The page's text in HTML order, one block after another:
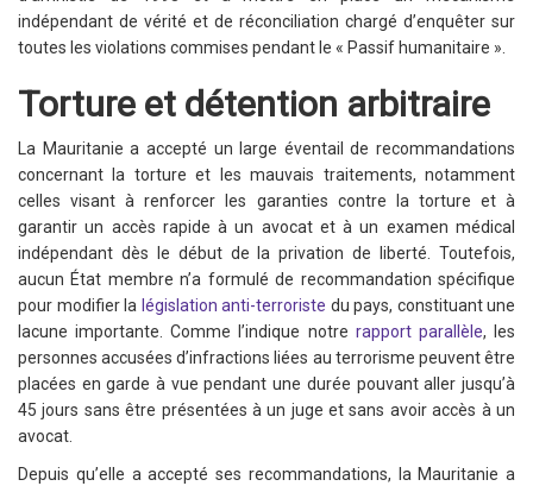
indépendant de vérité et de réconciliation chargé d’enquêter sur
toutes les violations commises pendant le « Passif humanitaire ».
Torture et détention arbitraire
La Mauritanie a accepté un large éventail de recommandations
concernant la torture et les mauvais traitements, notamment
celles visant à renforcer les garanties contre la torture et à
garantir un accès rapide à un avocat et à un examen médical
indépendant dès le début de la privation de liberté. Toutefois,
aucun État membre n’a formulé de recommandation spécifique
pour modifier la législation anti-terroriste du pays, constituant une
lacune importante. Comme l’indique notre rapport parallèle, les
personnes accusées d’infractions liées au terrorisme peuvent être
placées en garde à vue pendant une durée pouvant aller jusqu’à
45 jours sans être présentées à un juge et sans avoir accès à un
avocat.
Depuis qu’elle a accepté ses recommandations, la Mauritanie a